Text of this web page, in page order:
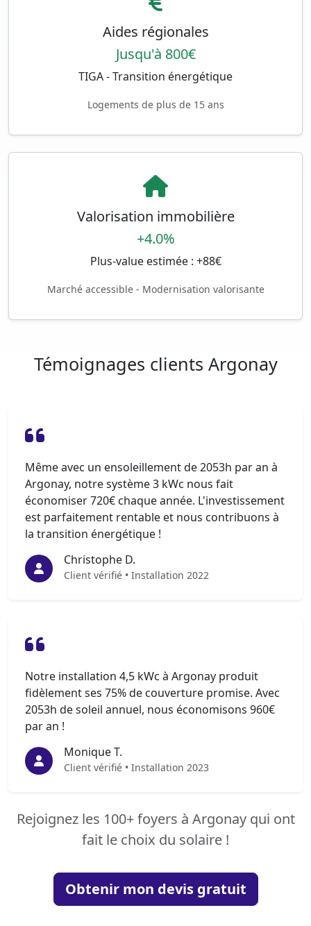
Aides régionales
Jusqu'à 800€
TIGA - Transition énergétique
Logements de plus de 15 ans
Valorisation immobilière
+4.0%
Plus-value estimée : +88€
Marché accessible - Modernisation valorisante
Témoignages clients Argonay
Même avec un ensoleillement de 2053h par an à
Argonay, notre système 3 kWc nous fait
économiser 720€ chaque année. L'investissement
est parfaitement rentable et nous contribuons à
la transition énergétique !
Christophe D.
Client vérifié • Installation 2022
Notre installation 4,5 kWc à Argonay produit
fidèlement ses 75% de couverture promise. Avec
2053h de soleil annuel, nous économisons 960€
par an !
Monique T.
Client vérifié • Installation 2023
Rejoignez les 100+ foyers à Argonay qui ont
fait le choix du solaire !
Obtenir mon devis gratuit